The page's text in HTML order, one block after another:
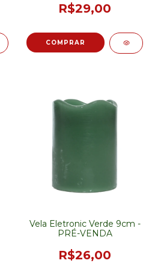
R$29,00
Vela Eletronic Verde 9cm -
PRÉ-VENDA
R$26,00